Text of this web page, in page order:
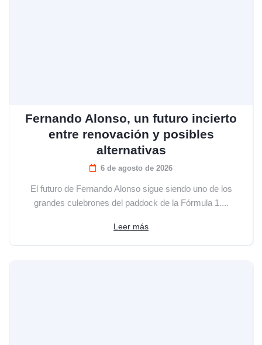
Fernando Alonso, un futuro incierto
entre renovación y posibles
alternativas
6 de agosto de 2026
El futuro de Fernando Alonso sigue siendo uno de los
grandes culebrones del paddock de la Fórmula 1....
Leer más